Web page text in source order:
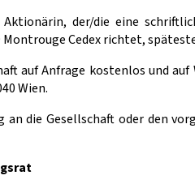
der/die eine
Cedex richtet,
auf Anfrage kostenlos und
Wien.
die Gesellschaft oder den